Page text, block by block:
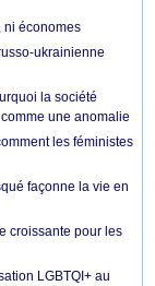
ni économes
ukrainienne
la société
une anomalie
les féministes
façonne la vie en
croissante pour les
LGBTQI+ au